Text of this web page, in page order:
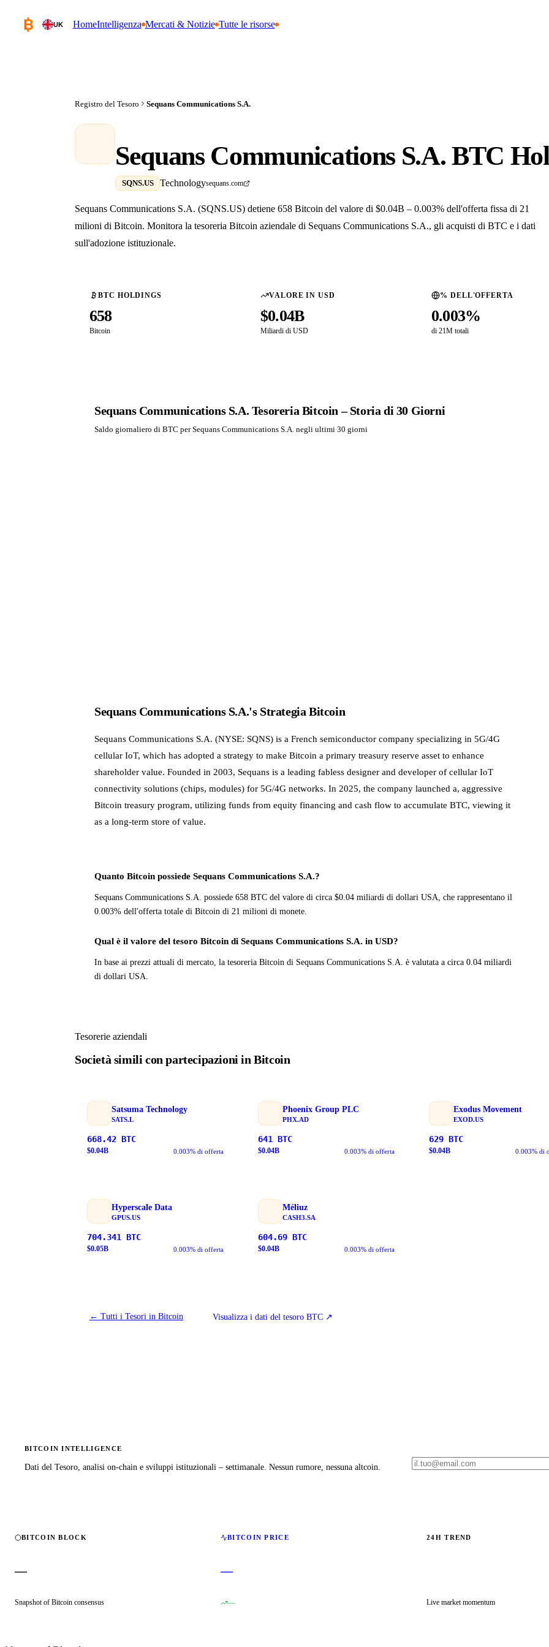
UK HomeIntelligenza Mercati & Notizie Tutte le risorse
Registro del Tesoro Sequans Communications S.A.
Sequans Communications S.A. BTC
SQNS.US Technologysequans.com
Sequans Communications S.A. (SQNS.US) detiene 658 Bitcoin del valore di $0.04B – 0.003% dell'offerta fissa di 21
milioni di Bitcoin. Monitora la tesoreria Bitcoin aziendale di Sequans Communications S.A., gli acquisti di BTC e i dati
sull'adozione istituzionale.
BTC HOLDINGS
658
Bitcoin
VALORE IN USD
$0.04B
Miliardi di USD
% DELL'OFFERTA
0.003%
di 21M totali
Sequans Communications S.A. Tesoreria Bitcoin – Storia di 30 Giorni
Saldo giornaliero di BTC per Sequans Communications S.A. negli ultimi 30 giorni
Sequans Communications S.A.'s Strategia Bitcoin
Sequans Communications S.A. (NYSE: SQNS) is a French semiconductor company specializing in 5G/4G
cellular IoT, which has adopted a strategy to make Bitcoin a primary treasury reserve asset to enhance
shareholder value. Founded in 2003, Sequans is a leading fabless designer and developer of cellular IoT
connectivity solutions (chips, modules) for 5G/4G networks. In 2025, the company launched a, aggressive
Bitcoin treasury program, utilizing funds from equity financing and cash flow to accumulate BTC, viewing it
as a long-term store of value.
Quanto Bitcoin possiede Sequans Communications S.A.?
Sequans Communications S.A. possiede 658 BTC del valore di circa $0.04 miliardi di dollari USA, che rappresentano il
0.003% dell'offerta totale di Bitcoin di 21 milioni di monete.
Qual è il valore del tesoro Bitcoin di Sequans Communications S.A. in USD?
In base ai prezzi attuali di mercato, la tesoreria Bitcoin di Sequans Communications S.A. è valutata a circa 0.04 miliardi
di dollari USA.
Tesorerie aziendali
Società simili con partecipazioni in Bitcoin
Satsuma Technology
SATS.L
668.42 BTC
$0.04B 0.003% di offerta
Phoenix Group PLC
PHX.AD
641 BTC
$0.04B 0.003% di offerta
Exodus Movement
EXOD.US
629 BTC
$0.04B 0.003% di
Hyperscale Data
GPUS.US
704.341 BTC
$0.05B 0.003% di offerta
Méliuz
CASH3.SA
604.69 BTC
$0.04B 0.003% di offerta
← Tutti i Tesori in Bitcoin Visualizza i dati del tesoro BTC ↗
BITCOIN INTELLIGENCE
Dati del Tesoro, analisi on-chain e sviluppi istituzionali – settimanale. Nessun rumore, nessuna altcoin.
BITCOIN BLOCK
—
Snapshot of Bitcoin consensus
BITCOIN PRICE
—
—
24H TREND
Live market momentum